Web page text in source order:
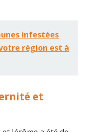
infestées
région est à
et